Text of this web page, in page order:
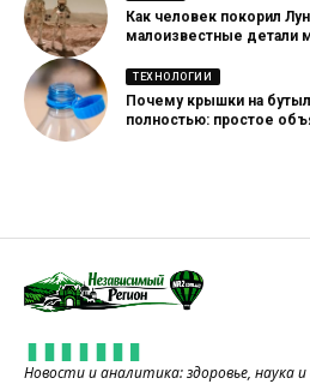
Как человек покорил
малоизвестные детали
ТЕХНОЛОГИИ
Почему крышки на
полностью: простое
Новости и аналитика: здоровье, наука